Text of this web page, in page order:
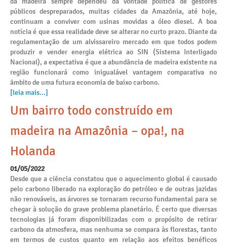
públicos despreparados, muitas cidades da Amazônia, até hoje,
continuam a conviver com usinas movidas a óleo diesel. A boa
notícia é que essa realidade deve se alterar no curto prazo. Diante da
regulamentação de um alvissareiro mercado em que todos podem
produzir e vender energia elétrica ao SIN (Sistema Interligado
Nacional), a expectativa é que a abundância de madeira existente na
região funcionará como inigualável vantagem comparativa no
âmbito de uma futura economia de baixo carbono.
[leia mais...]
Um bairro todo construído em
madeira na Amazônia – opa!, na
Holanda
01/05/2022
Desde que a ciência constatou que o aquecimento global é causado
pelo carbono liberado na exploração do petróleo e de outras jazidas
não renováveis, as árvores se tornaram recurso fundamental para se
chegar à solução do grave problema planetário. É certo que diversas
tecnologias já foram disponibilizadas com o propósito de retirar
carbono da atmosfera, mas nenhuma se compara às florestas, tanto
em termos de custos quanto em relação aos efeitos benéficos